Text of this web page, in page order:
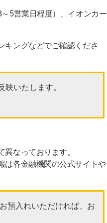
5営業日程度）、イオンカー
キングなどでご確認くださ
いたします。
なっております。
は各金融機関の公式サイトや
預入れいただければ、お